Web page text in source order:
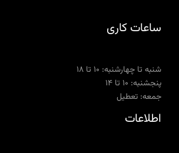
ساعات کاری
شنبه تا چهارشنبه: ۱۰ تا ۱۸
پنجشنبه: ۱۰ تا ۱۴
جمعه: تعطیل
اطلاعات